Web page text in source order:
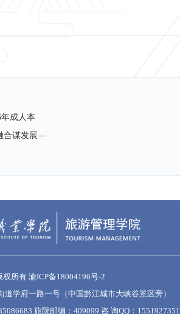
成人本
合谋发展—
权所有 渝ICP备18004196号-2
学府一路一号（中国黔江城市大峡谷景区旁）
旅院邮编：409099 咨 询QQ：1551927351